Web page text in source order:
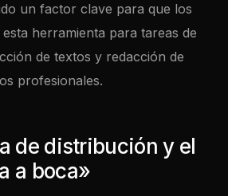
un factor clave para que los
herramienta para tareas de
de textos y redacción de
profesionales.
de distribución y el
a boca»